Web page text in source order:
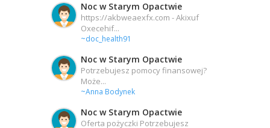
Noc w Starym Opactwie
https://akbweaexfx.com - Akixuf
Oxecehif...
~doc_health91
Noc w Starym Opactwie
Potrzebujesz pomocy finansowej?
Może...
~Anna Bodynek
Noc w Starym Opactwie
Oferta pożyczki Potrzebujesz